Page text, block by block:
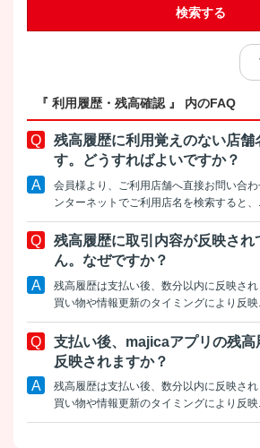
検索する
『 利用履歴・残高確認 』 内のFAQ
残高履歴に利用覚えのない店舗
す。どうすればよいですか？
会員様より、ご利用店舗へ直接お問い合
ンターネットでご利用店名を検索すると、...
残高履歴に取引内容が反映され
ん。なぜですか？
残高履歴は支払い後、数分以内に反映さ
買い物や情報更新のタイミングにより反映
支払い後、majicaアプリの残高
反映されますか？
残高履歴は支払い後、数分以内に反映さ
買い物や情報更新のタイミングにより反映